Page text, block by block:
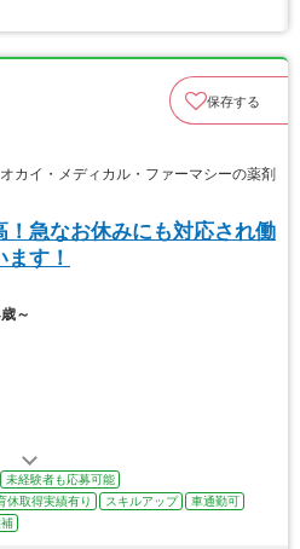
保存する
イ・メディカル・ファーマシーの薬剤
！急なお休みにも対応され働
す！
～
未経験者も応募可能
休取得実績有り スキルアップ
車通勤可